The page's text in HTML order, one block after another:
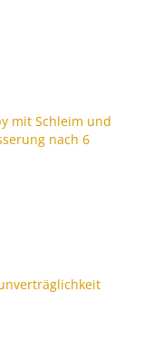
mit Schleim und
nach 6